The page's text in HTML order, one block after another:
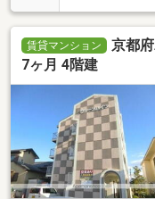
賃貸マンション
京都
7ヶ月 4階建